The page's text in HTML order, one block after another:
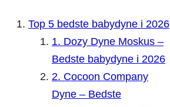
Top 5 bedste babydyne i 2026
1. Dozy Dyne Moskus –
Bedste babydyne i 2026
2. Cocoon Company
Dyne – Bedste